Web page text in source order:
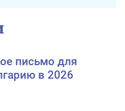
письмо для
в 2026